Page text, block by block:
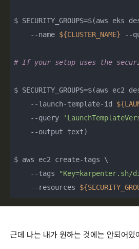
$ SECURITY_GROUPS=$(aws
    --name
${CLUSTER_NAME} --
# If your setup uses the
$ SECURITY_GROUPS=$(aws
    --launch-template-id
    --query
    --output text)
$ aws ec2 create-tags \
    --tags
"Key=karpenter.sh/
    --resources
근데 나는 내가 원하는 것에는 안되어있